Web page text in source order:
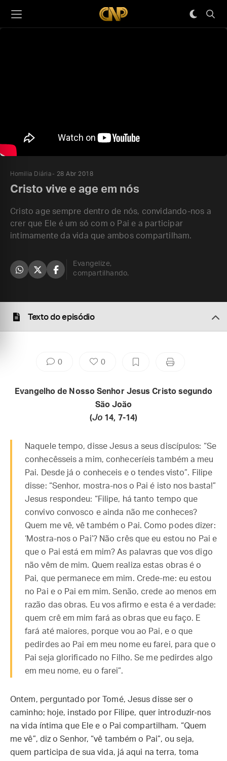
Homilia Diária 28 Abr 2018
Cristo vive e age em nós
Cristo age sempre dentro de nós, convidando-nos a
crer que Ele é um só com o Pai e a participar
intimamente da vida que ambos compartilham.
Evangelize,
compartilhando.
Texto do episódio
0 0
Evangelho de Nosso Senhor Jesus Cristo segundo
São João
(Jo 14, 7-14)
Naquele tempo, disse Jesus a seus discípulos: “Se
conhecêsseis a mim, conheceríeis também a meu
Pai. Desde já o conheceis e o tendes visto”. Filipe
disse: “Senhor, mostra-nos o Pai é isto nos basta!”
Jesus respondeu: “Filipe, há tanto tempo que
convivo convosco e ainda não me conheces?
Quem me vê, vê também o Pai. Como podes dizer:
‘Mostra-nos o Pai’? Não crês que eu estou no Pai e
que o Pai está em mim? As palavras que vos digo
não vêm de mim. Quem realiza estas obras é o
Pai, que permanece em mim. Crede-me: eu estou
no Pai e o Pai em mim. Senão, crede ao menos em
razão das obras. Eu vos afirmo e esta é a verdade:
quem crê em mim fará as obras que eu faço. E
fará até maiores, porque vou ao Pai, e o que
pedirdes ao Pai em meu nome eu farei, para que o
Pai seja glorificado no Filho. Se me pedirdes algo
em meu nome, eu o farei”.
Ontem, perguntado por Tomé, Jesus disse ser o
caminho; hoje, instado por Filipe, quer introduzir-nos
na vida íntima que Ele e o Pai compartilham. “Quem
me vê”, diz o Senhor, “vê também o Pai”, ou seja,
quem participa de sua vida, já aqui na terra, toma